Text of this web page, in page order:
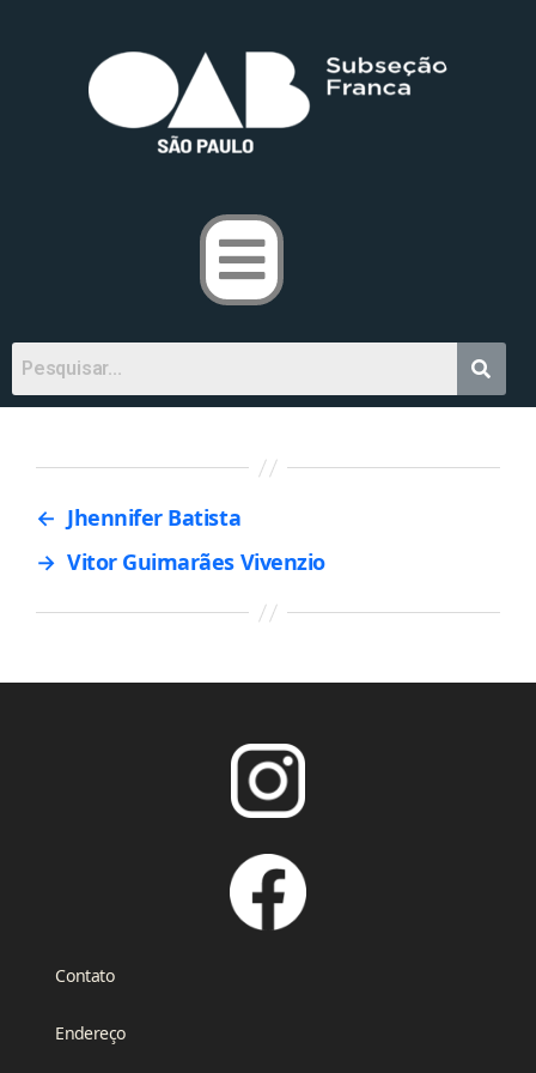
← Jhennifer Batista
→ Vitor Guimarães Vivenzio
Contato
Endereço